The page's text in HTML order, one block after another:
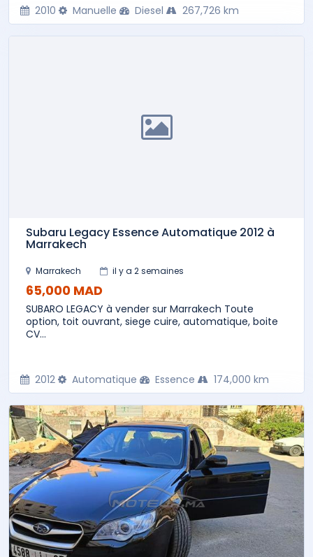
2010 Manuelle Diesel 267,726 km
Subaru Legacy Essence Automatique 2012 à
Marrakech
Marrakech il y a 2 semaines
65,000 MAD
SUBARO LEGACY à vender sur Marrakech Toute
option, toit ouvrant, siege cuire, automatique, boite
CV...
2012 Automatique Essence 174,000 km